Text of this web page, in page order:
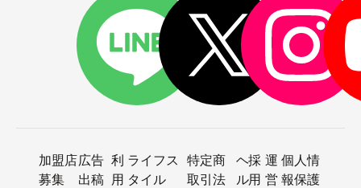
加盟店
募集
広告
出稿
利
用
ライフス
タイル
特定商
取引法
ヘ
ル
採
用
運
営
個人情
報保護